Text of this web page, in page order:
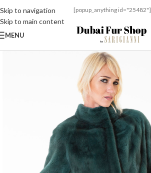
Skip to navigation
Skip to main content
[popup_anything id="25482"]
MENU